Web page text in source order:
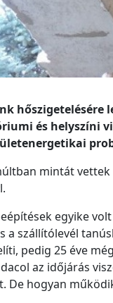
hőszigetelésére
és helyszíni
mintát
egyike
a szállítólevél
pedig 25 éve
az időjárás
De hogyan